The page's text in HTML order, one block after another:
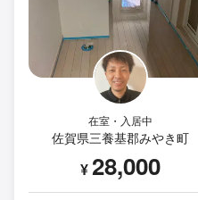
在室・入居中
佐賀県三養基郡みやき町
¥28,000